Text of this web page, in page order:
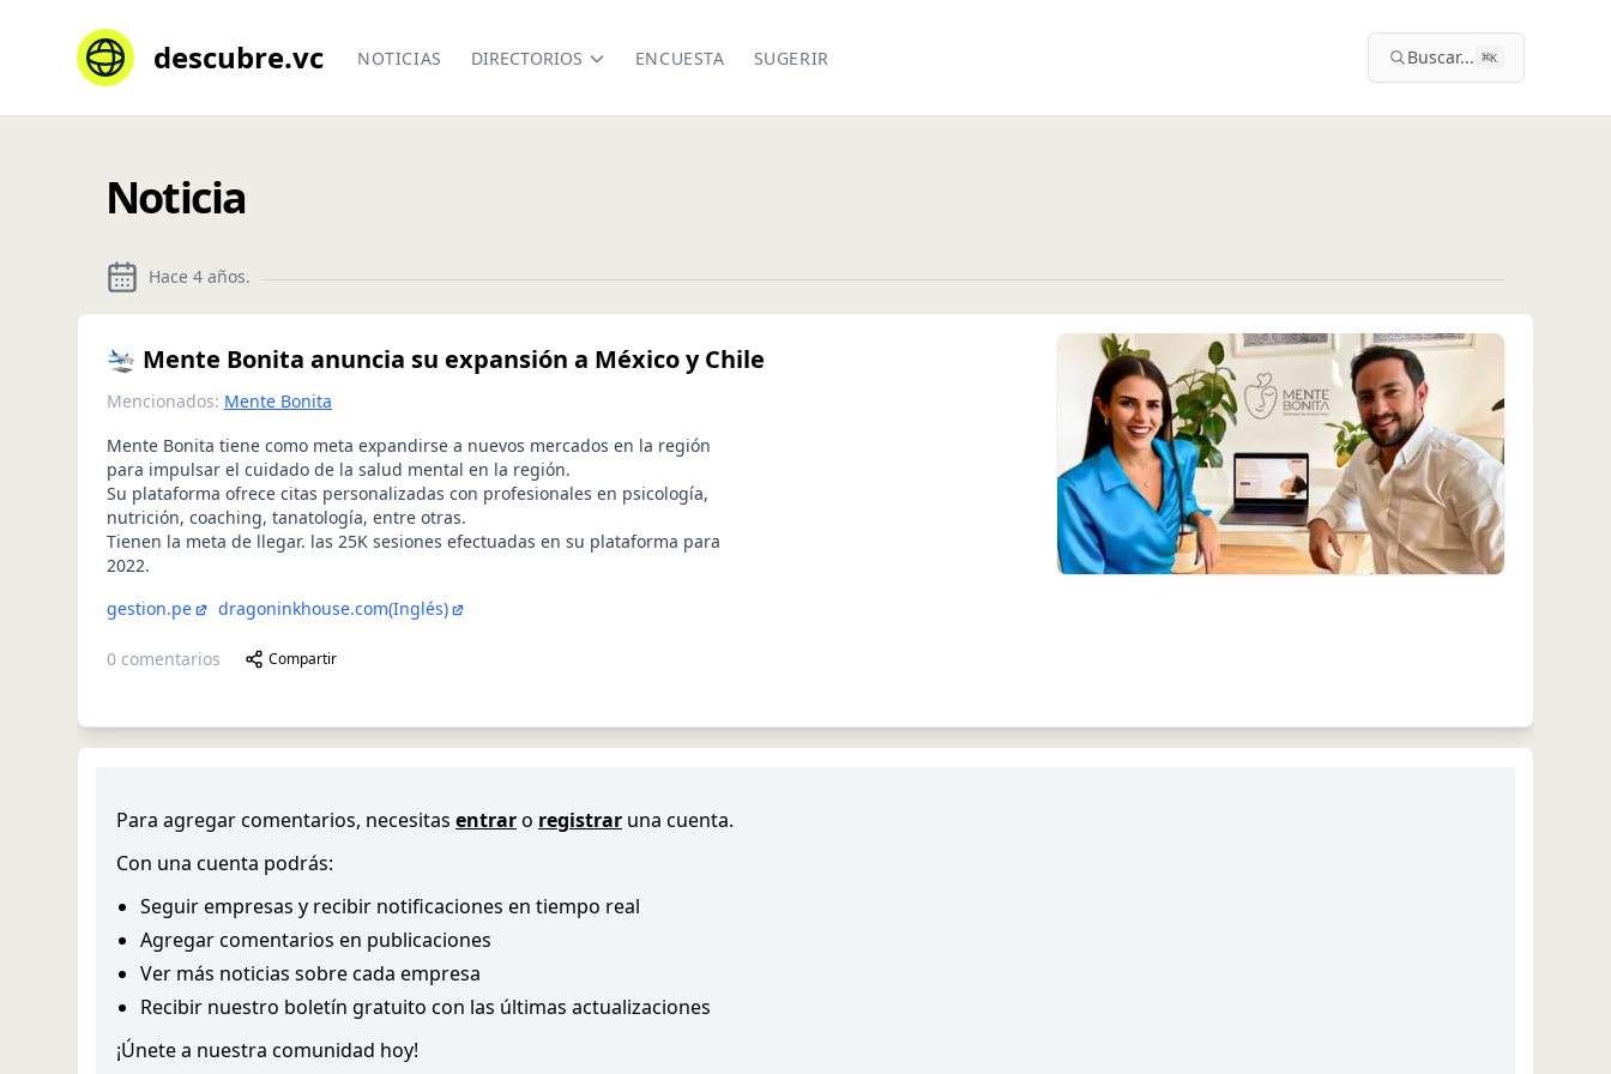
descubre.vc NOTICIAS DIRECTORIOS ENCUESTA SUGERIR Buscar... ⌘K
Noticia
Hace 4 años.
🛬 Mente Bonita anuncia su expansión a México y Chile
Mencionados: Mente Bonita
Mente Bonita tiene como meta expandirse a nuevos mercados en la región
para impulsar el cuidado de la salud mental en la región.
Su plataforma ofrece citas personalizadas con profesionales en psicología,
nutrición, coaching, tanatología, entre otras.
Tienen la meta de llegar. las 25K sesiones efectuadas en su plataforma para
2022.
gestion.pe
dragoninkhouse.com(Inglés)
0 comentarios Compartir
Para agregar comentarios, necesitas entraro registrar una cuenta.
Con una cuenta podrás:
Seguir empresas y recibir notificaciones en tiempo real
Agregar comentarios en publicaciones
Ver más noticias sobre cada empresa
Recibir nuestro boletín gratuito con las últimas actualizaciones
¡Únete a nuestra comunidad hoy!